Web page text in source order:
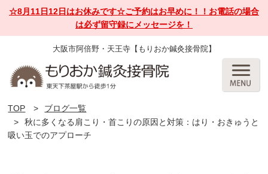
☆8月11日12日はお休みです☆ご予約はお早めに！！お電話の場合
は必ず留守録にメッセージを！
大阪市阿倍野・天王寺【もりおか鍼灸接骨院】
TOP
ブログ一覧
秋に多くなる肩こり・首こりの原因と対策：はり・おきゅうと
吸い玉でのアプローチ